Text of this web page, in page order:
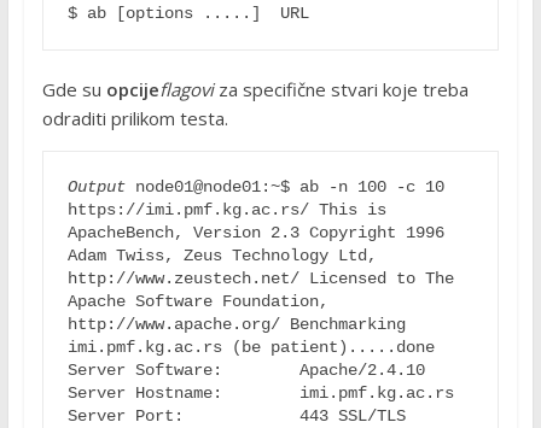
$ ab [options .....]  URL
Gde su opcijeflagoviza specifične stvari koje treba
odraditi prilikom testa.
Output node01@node01:~$ ab -n 100 -c 10
https://imi.pmf.kg.ac.rs/ This is
ApacheBench, Version 2.3 Copyright 1996
Adam Twiss, Zeus Technology Ltd,
http://www.zeustech.net/ Licensed to The
Apache Software Foundation,
http://www.apache.org/ Benchmarking
imi.pmf.kg.ac.rs (be patient).....done
Server Software:        Apache/2.4.10
Server Hostname:        imi.pmf.kg.ac.rs
Server Port:            443 SSL/TLS